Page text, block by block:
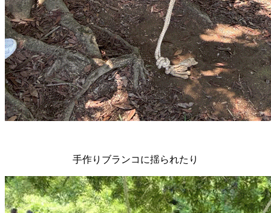
手作りブランコに揺られたり